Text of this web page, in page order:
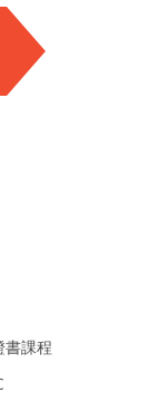
書課程